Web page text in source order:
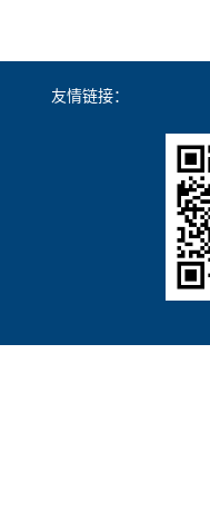
友情链接：